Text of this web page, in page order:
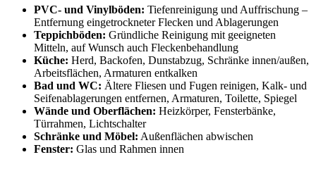
PVC- und Vinylböden: Tiefenreinigung und Auffrischung –
Entfernung eingetrockneter Flecken und Ablagerungen
Teppichböden: Gründliche Reinigung mit geeigneten
Mitteln, auf Wunsch auch Fleckenbehandlung
Küche: Herd, Backofen, Dunstabzug, Schränke innen/außen,
Arbeitsflächen, Armaturen entkalken
Bad und WC: Ältere Fliesen und Fugen reinigen, Kalk- und
Seifenablagerungen entfernen, Armaturen, Toilette, Spiegel
Wände und Oberflächen: Heizkörper, Fensterbänke,
Türrahmen, Lichtschalter
Schränke und Möbel: Außenflächen abwischen
Fenster: Glas und Rahmen innen